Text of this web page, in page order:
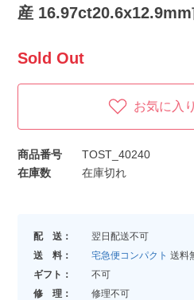
産
Sold Out
お気に入
商品番号
TOST_40240
在庫数
在庫切れ
配 送：
翌日配送不可
送 料：
宅急便コンパクト 送料
ギフト：
不可
修 理：
修理不可